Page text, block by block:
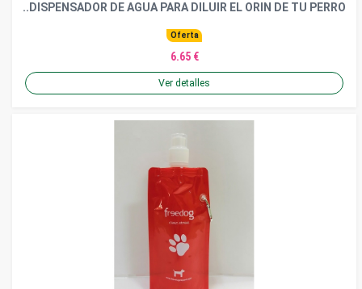
..DISPENSADOR DE AGUA PARA DILUIR EL ORIN DE TU PERRO
Oferta
6.65 €
Ver detalles